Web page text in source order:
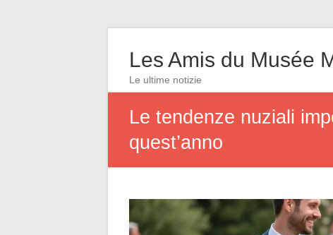
Les Amis du Musée
Le ultime notizie
Le tendenze nuziali
quest’anno